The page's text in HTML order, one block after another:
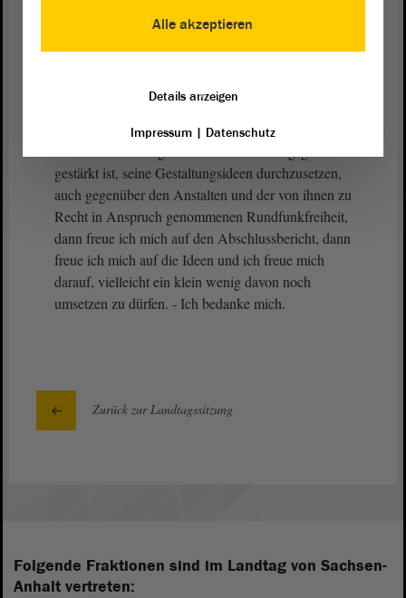
auseinandergeschaltet wird. Brandenburg und
Enquete-Kommission
Bewusstsein arbeitet, dass der Gesetzgeber durch
gestärkt ist, seine Gestaltungsideen durchzusetzen,
auch gegenüber den Anstalten und der von ihnen zu
Recht in Anspruch genommenen Rundfunkfreiheit,
dann freue ich mich auf den Abschlussbericht, dann
freue ich mich auf die Ideen und ich freue mich
darauf, vielleicht ein klein wenig davon noch
umsetzen zu dürfen. - Ich bedanke mich.
Zurück zur Landtagssitzung
Folgende Fraktionen sind im Landtag von Sachsen-
Anhalt vertreten:
Alle akzeptieren
Details anzeigen
Impressum| Datenschutz